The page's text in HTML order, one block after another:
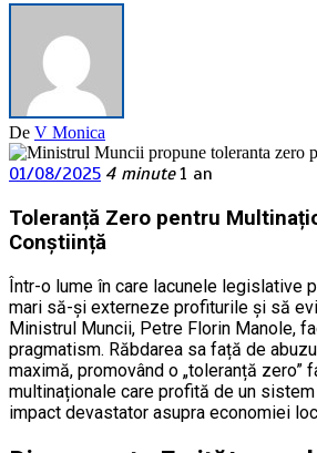
De V Monica
01/08/2025 4 minute 1 an
Toleranță Zero pentru
Conștiință
Într-o lume în care lacunele legislative
mari să-și externeze profiturile și să
Ministrul Muncii, Petre Florin Manole,
pragmatism. Răbdarea sa față de
maximă, promovând o „toleranță zero”
multinaționale care profită de un
impact devastator asupra economiei